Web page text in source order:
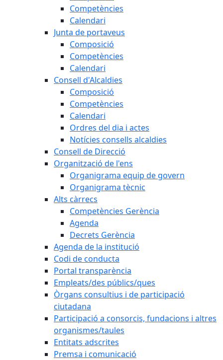
Competències
Calendari
Junta de portaveus
Composició
Competències
Calendari
Consell d'Alcaldies
Composició
Competències
Calendari
Ordres del dia i actes
Notícies consells alcaldies
Consell de Direcció
Organització de l'ens
Organigrama equip de govern
Organigrama tècnic
Alts càrrecs
Competències Gerència
Agenda
Decrets Gerència
Agenda de la institució
Codi de conducta
Portal transparència
Empleats/des públics/ques
Òrgans consultius i de participació
ciutadana
Participació a consorcis, fundacions i altres
organismes/taules
Entitats adscrites
Premsa i comunicació